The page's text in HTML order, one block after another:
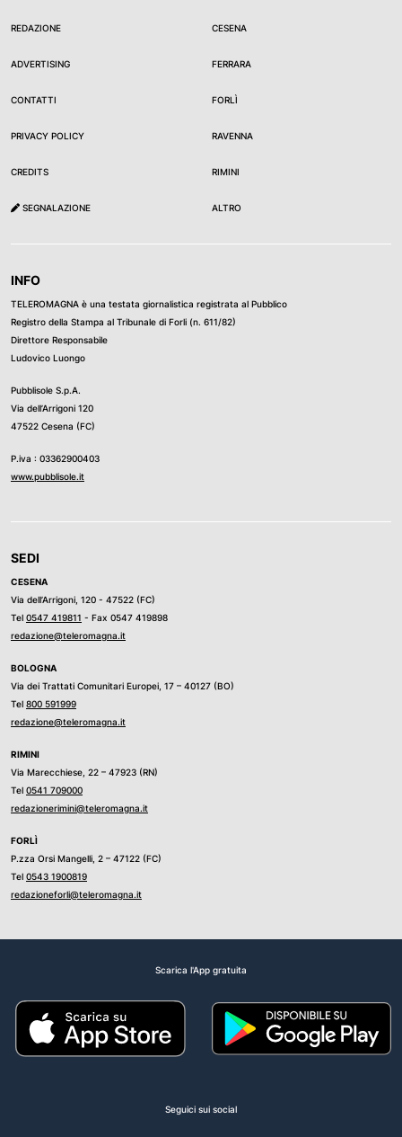
REDAZIONE
ADVERTISING
CONTATTI
PRIVACY POLICY
CREDITS
SEGNALAZIONE
CESENA
FERRARA
FORLÌ
RAVENNA
RIMINI
ALTRO
INFO
TELEROMAGNA è una testata giornalistica registrata al Pubblico
Registro della Stampa al Tribunale di Forli (n. 611/82)
Direttore Responsabile
Ludovico Luongo
Pubblisole S.p.A.
Via dell’Arrigoni 120
47522 Cesena (FC)
P.iva : 03362900403
www.pubblisole.it
SEDI
CESENA
Via dell’Arrigoni, 120 - 47522 (FC)
Tel 0547 419811 - Fax 0547 419898
redazione@teleromagna.it
BOLOGNA
Via dei Trattati Comunitari Europei, 17 – 40127 (BO)
Tel 800 591999
redazione@teleromagna.it
RIMINI
Via Marecchiese, 22 – 47923 (RN)
Tel 0541 709000
redazionerimini@teleromagna.it
FORLÌ
P.zza Orsi Mangelli, 2 – 47122 (FC)
Tel 0543 1900819
redazioneforli@teleromagna.it
Scarica l'App gratuita
Seguici sui social